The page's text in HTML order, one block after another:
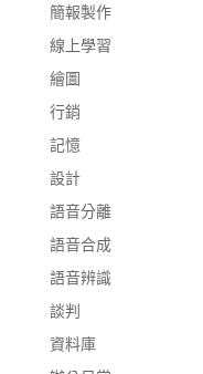
簡報製作
線上學習
繪圖
行銷
記憶
設計
語音分離
語音合成
語音辨識
談判
資料庫